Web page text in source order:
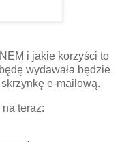
i jakie korzyści to
wydawała będzie
e-mailową.
teraz: